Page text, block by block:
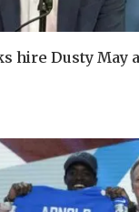
hire Dusty May